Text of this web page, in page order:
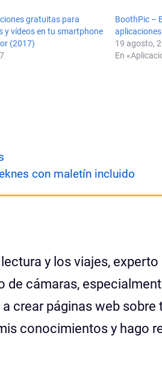
gratuitas para
vídeos en tu smartphone
(2017)
BoothPic –
19 agosto,
En
con maletín incluido
y los viajes,
cámaras,
crear páginas web sobre
conocimientos y hago